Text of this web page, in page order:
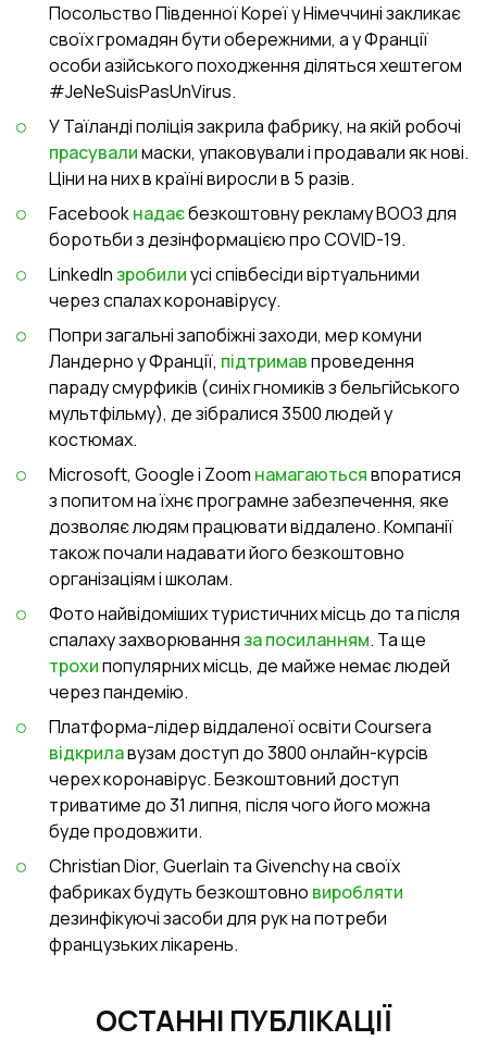
Посольство Південної Кореї у Німеччині закликає
своїх громадян бути обережними, а у Франції
особи азійського походження діляться хештегом
#JeNeSuisPasUnVirus.
УТаїланді поліція закрила фабрику, на якій робочі
прасувалимаски, упаковували і продавали як нові.
Ціни на них в країні виросли в 5 разів.
Facebookнадаєбезкоштовну рекламу ВООЗ для
боротьби з дезінформацією про COVID-19.
LinkedInзробилиусі співбесіди віртуальними
через спалах коронавірусу.
Попри загальні запобіжні заходи, мер комуни
Ландерно у Франції, підтримавпроведення
параду смурфиків (синіх гномиків з бельгійського
мультфільму), де зібралися 3500 людей у
костюмах.
Microsoft, Google і Zoom намагаютьсявпоратися
з попитом на їхнє програмне забезпечення, яке
дозволяє людям працювати віддалено. Компанії
також почали надавати його безкоштовно
організаціям і школам.
Фото найвідоміших туристичних місць до та після
спалаху захворюванняза посиланням. Та ще
трохипопулярних місць, де майже немає людей
через пандемію.
Платформа-лідер віддаленої освіти Coursera
відкрилавузам доступ до 3800 онлайн-курсів
черех коронавірус. Безкоштовний доступ
триватиме до 31 липня, після чого його можна
буде продовжити.
Christian Dior, Guerlain та Givenchy на своїх
фабриках будуть безкоштовно виробляти
дезинфікуючі засоби для рук на потреби
французьких лікарень.
ОСТАННІ ПУБЛІКАЦІЇ